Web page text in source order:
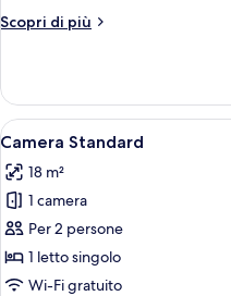
letto
ai
disabili
Scopri di più
Altri
Standard,
letto
accessibile
ai
disabili
Apri
tutte
le
foto
per
Camera
Standard
4
Camera Standard
18 m²
1 camera
Per 2 persone
1 letto singolo
Wi-Fi gratuito